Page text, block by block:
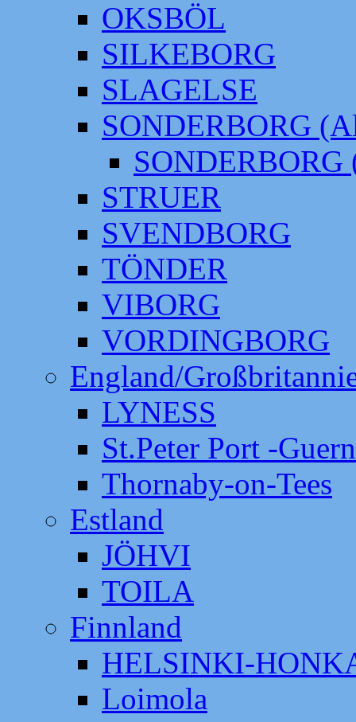
OKSBÖL
SILKEBORG
SLAGELSE
SONDERBORG
SONDERBORG
STRUER
SVENDBORG
TÖNDER
VIBORG
VORDINGBORG
England/
LYNESS
St.Peter Port -
Thornaby-on-Tees
Estland
JÖHVI
TOILA
Finnland
HELSINKI-
Loimola